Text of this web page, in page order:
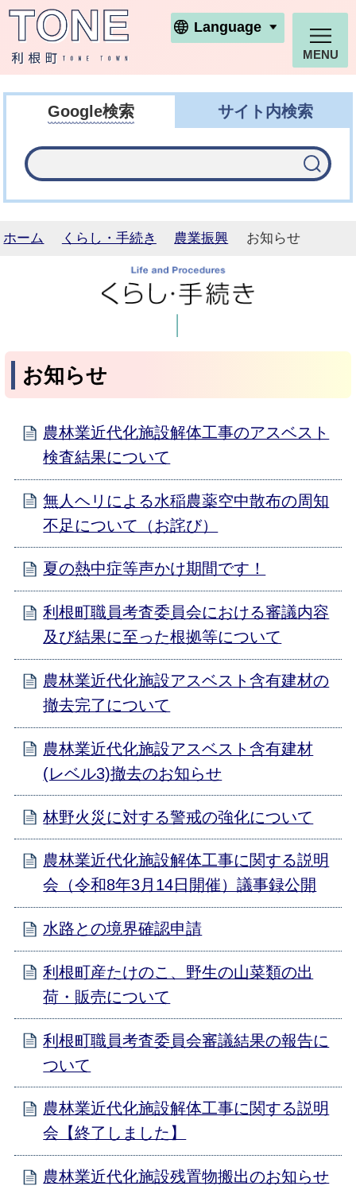
利根町ホームページ
Language
MENU
Google検索 サイト内検索
ホーム くらし・手続き 農業振興 お知らせ
お知らせ
農林業近代化施設解体工事のアスベスト
検査結果について
無人ヘリによる水稲農薬空中散布の周知
不足について（お詫び）
夏の熱中症等声かけ期間です！
利根町職員考査委員会における審議内容
及び結果に至った根拠等について
農林業近代化施設アスベスト含有建材の
撤去完了について
農林業近代化施設アスベスト含有建材
(レベル3)撤去のお知らせ
林野火災に対する警戒の強化について
農林業近代化施設解体工事に関する説明
会（令和8年3月14日開催）議事録公開
水路との境界確認申請
利根町産たけのこ、野生の山菜類の出
荷・販売について
利根町職員考査委員会審議結果の報告に
ついて
農林業近代化施設解体工事に関する説明
会【終了しました】
農林業近代化施設残置物搬出のお知らせ